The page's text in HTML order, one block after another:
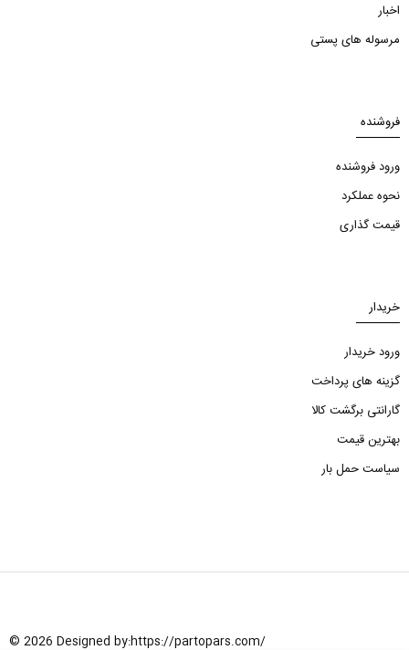
اخبار
مرسوله های پستی
فروشنده
ورود فروشنده
نحوه عملکرد
قیمت گذاری
خریدار
ورود خریدار
گزینه های پرداخت
گارانتی برگشت کالا
بهترین قیمت
سیاست حمل بار
© 2026 Designed by:https://partopars.com/